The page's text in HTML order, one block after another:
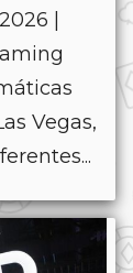
|
Vegas,